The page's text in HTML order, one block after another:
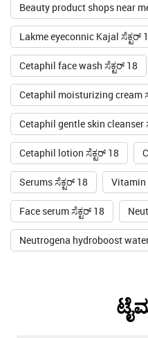
Beauty product shops near
Lakme eyeconnic Kajal ಸೆಕ್ಟರ್
Cetaphil face wash ಸೆಕ್ಟರ್ 18
Cetaphil moisturizing cream
Cetaphil gentle skin cleanser
Cetaphil lotion ಸೆಕ್ಟರ್ 18
Serums ಸೆಕ್ಟರ್ 18 Vitamin
Face serum ಸೆಕ್ಟರ್ 18
Neutrogena hydroboost